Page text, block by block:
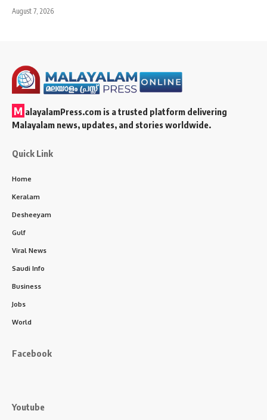
August 7, 2026
M alayalamPress.com is a trusted platform delivering
Malayalam news, updates, and stories worldwide.
Quick Link
Home
Keralam
Desheeyam
Gulf
Viral News
Saudi Info
Business
Jobs
World
Facebook
Youtube